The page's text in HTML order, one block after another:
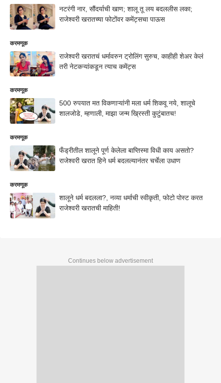
नटरंगी नार, सौंदर्याची खाण; शालू तू लय बदललीस लका;
राजेश्वरी खरातच्या फोटोंवर कमेंट्सचा पाऊस
करमणूक
राजेश्वरी खरातचं धर्मावरुन ट्रोलिंग सुरुच, काहीही शेअर केलं
तरी नेटकऱ्यांकडून त्याच कमेंट्स
करमणूक
500 रुपयात मत विकणाऱ्यांनी मला धर्म शिकवू नये, शालूचे
शालजोडे, म्हणाली, माझा जन्म ख्रिस्ती कुटुंबातच!
करमणूक
फँड्रीतील शालूने पूर्ण केलेला बाप्तिस्मा विधी काय असतो?
राजेश्वरी खरात हिने धर्म बदलल्यानंतर चर्चेला उधाण
करमणूक
शालूने धर्म बदलला?, नव्या धर्माची स्वीकृती, फोटो पोस्ट करत
राजेश्वरी खरातची माहिती!
Continues below advertisement